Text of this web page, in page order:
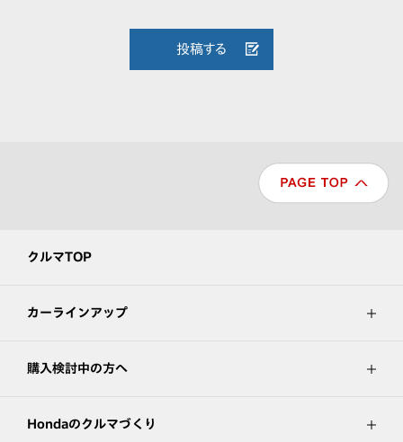
投稿する
クルマTOP
カーラインアップ
購入検討中の方へ
Hondaのクルマづくり